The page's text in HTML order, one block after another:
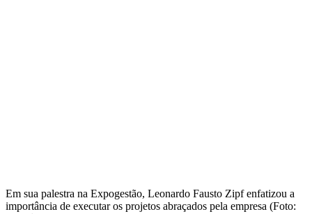
Em sua palestra na Expogestão, Leonardo Fausto Zipf enfatizou a
importância de executar os projetos abraçados pela empresa (Foto: